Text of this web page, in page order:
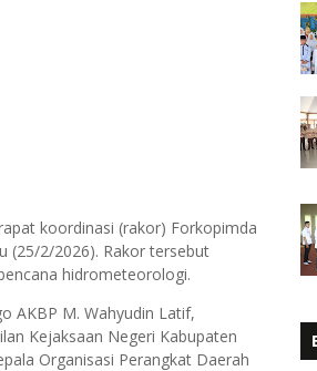
koordinasi (rakor) Forkopimda
(25/2/2026). Rakor tersebut
hidrometeorologi.
AKBP M. Wahyudin Latif,
Kejaksaan Negeri Kabupaten
Organisasi Perangkat Daerah